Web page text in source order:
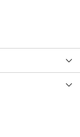
5000135549